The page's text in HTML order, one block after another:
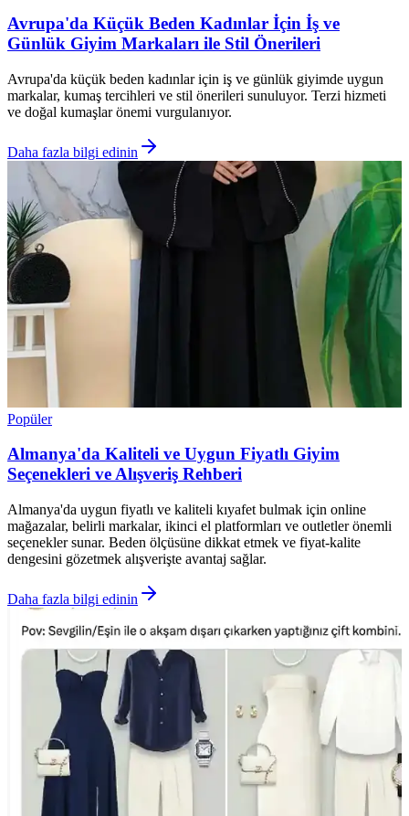
Avrupa'da Küçük Beden Kadınlar İçin İş ve
Günlük Giyim Markaları ile Stil Önerileri
Avrupa'da küçük beden kadınlar için iş ve günlük giyimde uygun
markalar, kumaş tercihleri ve stil önerileri sunuluyor. Terzi hizmeti
ve doğal kumaşlar önemi vurgulanıyor.
Daha fazla bilgi edinin
Popüler
Almanya'da Kaliteli ve Uygun Fiyatlı Giyim
Seçenekleri ve Alışveriş Rehberi
Almanya'da uygun fiyatlı ve kaliteli kıyafet bulmak için online
mağazalar, belirli markalar, ikinci el platformları ve outletler önemli
seçenekler sunar. Beden ölçüsüne dikkat etmek ve fiyat-kalite
dengesini gözetmek alışverişte avantaj sağlar.
Daha fazla bilgi edinin